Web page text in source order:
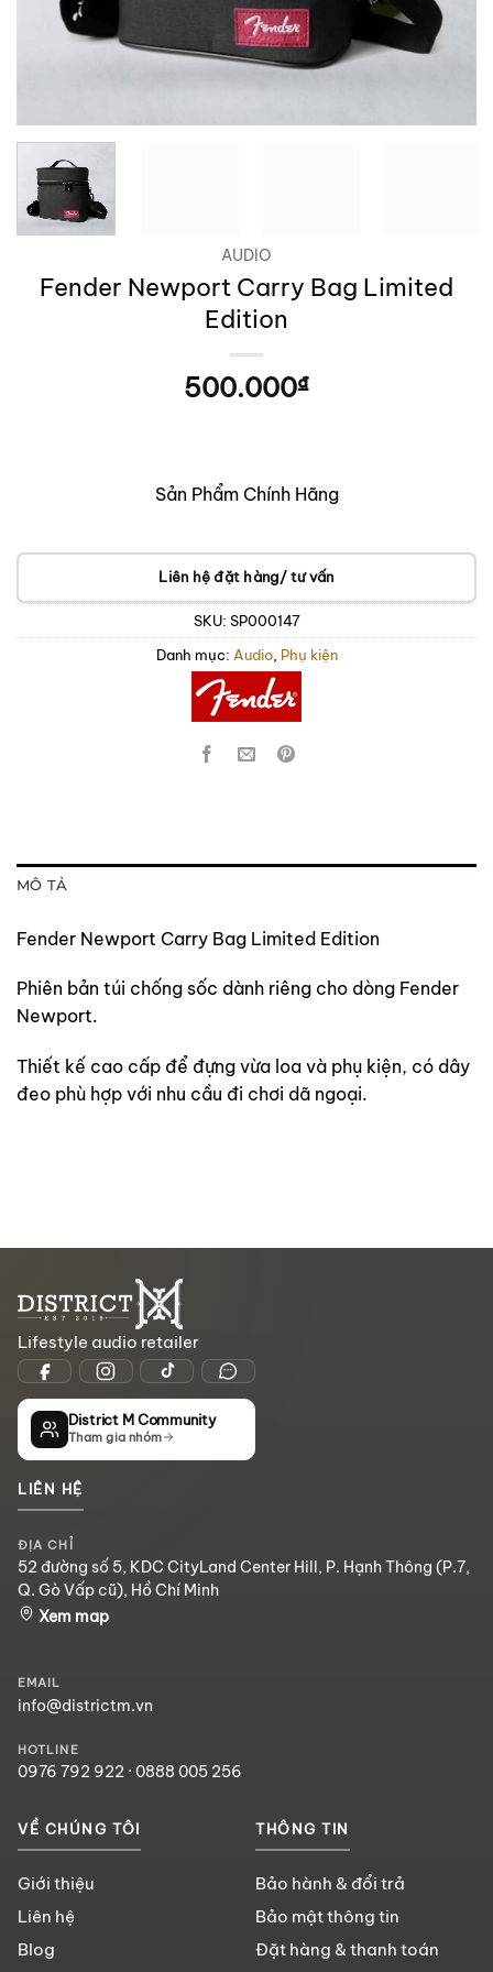
AUDIO
Fender Newport Carry Bag Limited
Edition
500.000₫
Sản Phẩm Chính Hãng
Liên hệ đặt hàng/ tư vấn
SKU: SP000147
Danh mục: Audio, Phụ kiện
MÔ TẢ
Fender Newport Carry Bag Limited Edition
Phiên bản túi chống sốc dành riêng cho dòng Fender
Newport.
Thiết kế cao cấp để đựng vừa loa và phụ kiện, có dây
đeo phù hợp với nhu cầu đi chơi dã ngoại.
Lifestyle audio retailer
District M Community
Tham gia nhóm
LIÊN HỆ
ĐỊA CHỈ
52 đường số 5, KDC CityLand Center Hill, P. Hạnh Thông (P.7,
Q. Gò Vấp cũ), Hồ Chí Minh
Xem map
EMAIL
info@districtm.vn
HOTLINE
0976 792 922 · 0888 005 256
VỀ CHÚNG TÔI
Giới thiệu
Liên hệ
Blog
THÔNG TIN
Bảo hành & đổi trả
Bảo mật thông tin
Đặt hàng & thanh toán